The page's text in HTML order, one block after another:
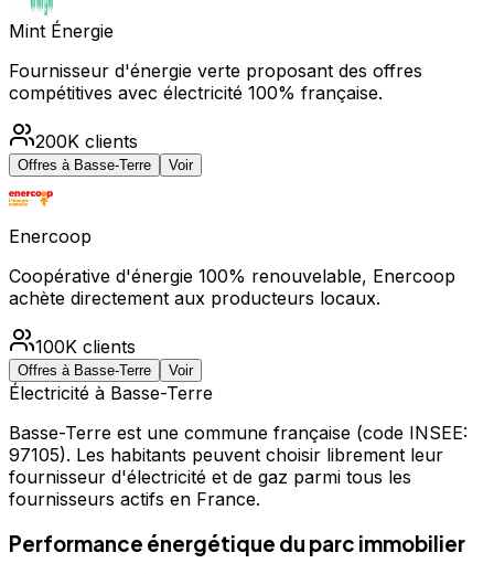
Mint Énergie
Fournisseur d'énergie verte proposant des offres
compétitives avec électricité 100% française.
200K clients
Offres à Basse-Terre Voir
Enercoop
Coopérative d'énergie 100% renouvelable, Enercoop
achète directement aux producteurs locaux.
100K clients
Offres à Basse-Terre Voir
Électricité à Basse-Terre
Basse-Terre est une commune française (code INSEE:
97105). Les habitants peuvent choisir librement leur
fournisseur d'électricité et de gaz parmi tous les
fournisseurs actifs en France.
Performance énergétique du parc immobilier